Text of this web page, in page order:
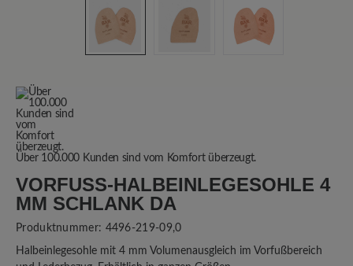
Über 100.000 Kunden sind vom Komfort überzeugt.
VORFUSS-HALBEINLEGESOHLE 4 M
M SCHLANK DA
Produktnummer: 4496-219-09,0
Halbeinlegesohle mit 4 mm Volumenausgleich im Vorfußbereich